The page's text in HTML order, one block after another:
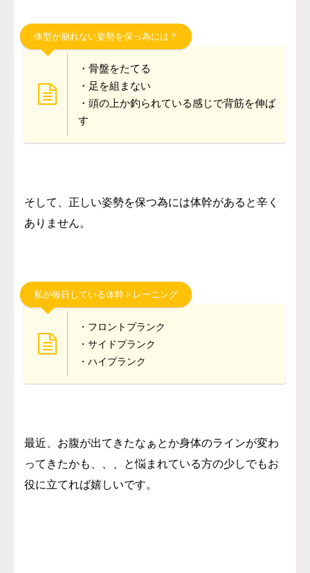
体型が崩れない姿勢を保っ為には？
・骨盤をたてる
・足を組まない
・頭の上か釣られている感じで背筋を伸ば
す
そして、正しい姿勢を保つ為には体幹があると辛く
ありません。
私が毎日している体幹トレーニング
・フロントプランク
・サイドプランク
・ハイプランク
最近、お腹が出てきたなぁとか身体のラインが変わ
ってきたかも、、、と悩まれている方の少しでもお
役に立てれば嬉しいです。